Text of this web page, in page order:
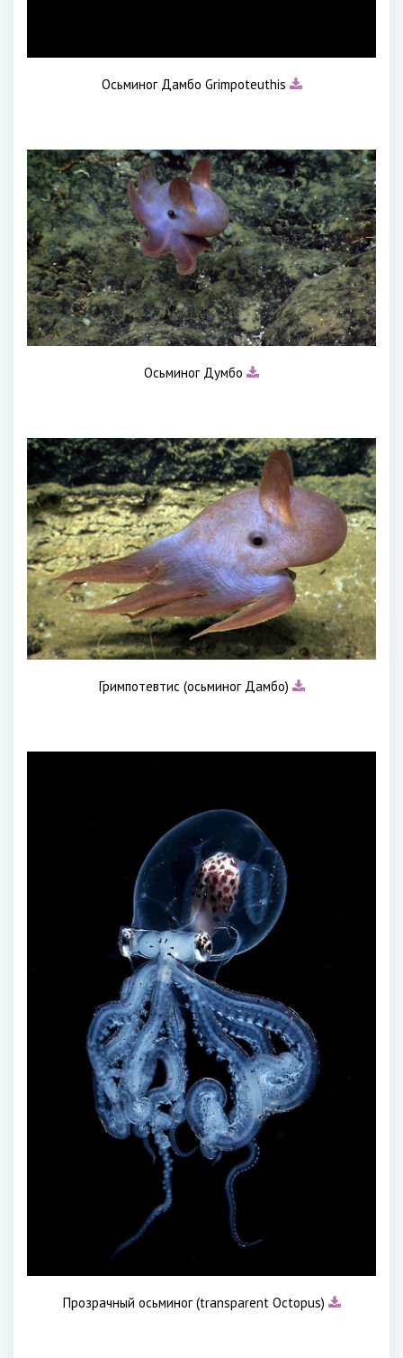
Осьминог Дамбо Grimpoteuthis
Осьминог Думбо
Гримпотевтис (осьминог Дамбо)
Прозрачный осьминог (transparent Octopus)